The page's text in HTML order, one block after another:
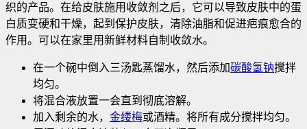
织的产品。在给皮肤施用收敛剂之后，它可以导致皮肤中的蛋
白质变硬和干燥，起到保护皮肤，清除油脂和促进疤痕愈合的
作用。可以在家里用新鲜材料自制收敛水。
在一个碗中倒入三汤匙蒸馏水，然后添加碳酸氢钠搅拌
均匀。
将混合液放置一会直到彻底溶解。
加入剩余的水， 金缕梅或酒精。将所有成分搅拌均匀。